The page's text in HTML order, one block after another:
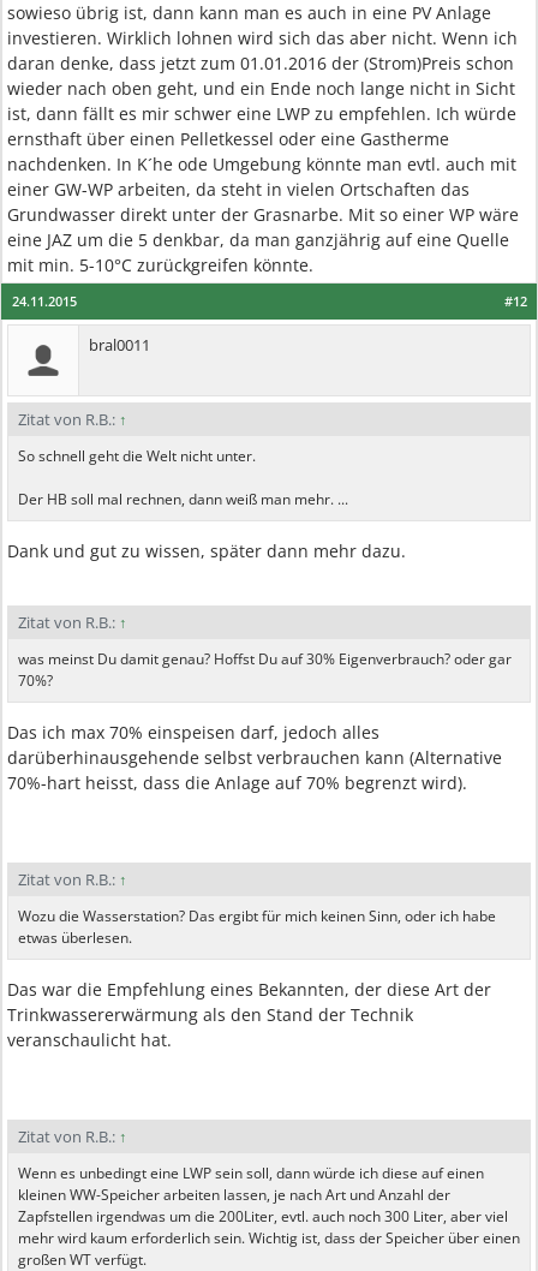
sowieso übrig ist, dann kann man es auch in eine PV Anlage
investieren. Wirklich lohnen wird sich das aber nicht. Wenn ich
daran denke, dass jetzt zum 01.01.2016 der (Strom)Preis schon
wieder nach oben geht, und ein Ende noch lange nicht in Sicht
ist, dann fällt es mir schwer eine LWP zu empfehlen. Ich würde
ernsthaft über einen Pelletkessel oder eine Gastherme
nachdenken. In K´he ode Umgebung könnte man evtl. auch mit
einer GW-WP arbeiten, da steht in vielen Ortschaften das
Grundwasser direkt unter der Grasnarbe. Mit so einer WP wäre
eine JAZ um die 5 denkbar, da man ganzjährig auf eine Quelle
mit min. 5-10°C zurückgreifen könnte.
#12
24.11.2015
bral0011
Zitat von R.B.: ↑
So schnell geht die Welt nicht unter.
Der HB soll mal rechnen, dann weiß man mehr. ...
Dank und gut zu wissen, später dann mehr dazu.
Zitat von R.B.: ↑
was meinst Du damit genau? Hoffst Du auf 30% Eigenverbrauch? oder gar
70%?
Das ich max 70% einspeisen darf, jedoch alles
darüberhinausgehende selbst verbrauchen kann (Alternative
70%-hart heisst, dass die Anlage auf 70% begrenzt wird).
Zitat von R.B.: ↑
Wozu die Wasserstation? Das ergibt für mich keinen Sinn, oder ich habe
etwas überlesen.
Das war die Empfehlung eines Bekannten, der diese Art der
Trinkwassererwärmung als den Stand der Technik
veranschaulicht hat.
Zitat von R.B.: ↑
Wenn es unbedingt eine LWP sein soll, dann würde ich diese auf einen
kleinen WW-Speicher arbeiten lassen, je nach Art und Anzahl der
Zapfstellen irgendwas um die 200Liter, evtl. auch noch 300 Liter, aber viel
mehr wird kaum erforderlich sein. Wichtig ist, dass der Speicher über einen
großen WT verfügt.